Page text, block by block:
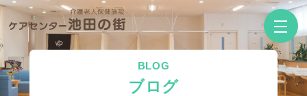
BLOG
ブログ